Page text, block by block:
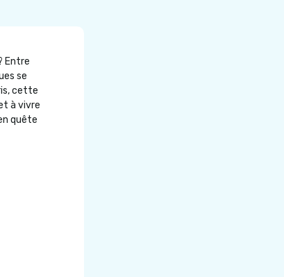
Entre
se
cette
à vivre
quête